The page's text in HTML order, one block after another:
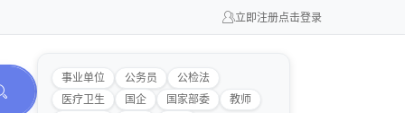
立即注册点击登录
事业单位 公务员
公检法
医疗卫生
国企 国家部委
教师